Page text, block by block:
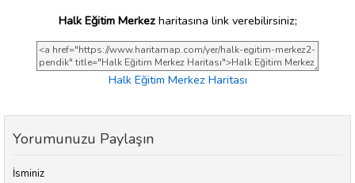
Halk Eğitim Merkezharitasına link verebilirsiniz;
Halk Eğitim Merkez Haritası
Yorumunuzu Paylaşın
İsminiz